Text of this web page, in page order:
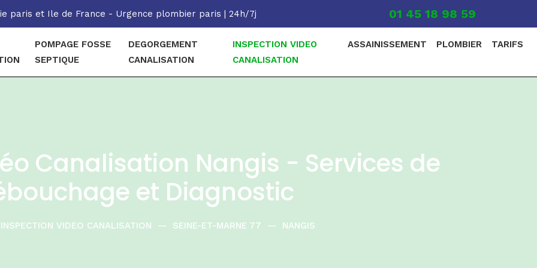
paris et Ile de France - Urgence plombier paris | 24h/7j 01 45 18 98 59
POMPAGE FOSSE
SEPTIQUE
DEGORGEMENT
CANALISATION
INSPECTION VIDEO
CANALISATION
ASSAINISSEMENT PLOMBIER TARIFS
Canalisation Nangis - Services de
et Diagnostic
INSPECTION VIDEO CANALISATION — SEINE-ET-MARNE 77 — NANGIS